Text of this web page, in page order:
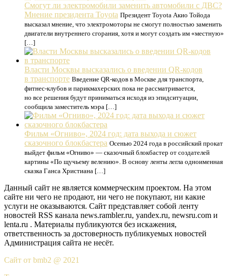
Смогут ли электромобили заменить автомобили с ДВС?
Мнение президента Toyota Президент Toyota Акио Тойода
высказал мнение, что электромоторы не смогут полностью заменить
двигатели внутреннего сгорания, хотя и могут создать им «местную»
[…]
Власти Москвы высказались о введении QR-кодов
в транспорте Введение QR-кодов в Москве для транспорта,
фитнес-клубов и парикмахерских пока не рассматривается,
но все решения будут приниматься исходя из эпидситуации,
сообщила заместитель мэра […]
Фильм «Огниво», 2024 год: дата выхода и сюжет
сказочного блокбастера Осенью 2024 года в российский прокат
выйдет фильм «Огниво» — сказочный блокбастер от создателей
картины «По щучьему велению». В основу ленты легла одноименная
сказка Ганса Христиана […]
Данный сайт не является коммерческим проектом. На этом
сайте ни чего не продают, ни чего не покупают, ни какие
услуги не оказываются. Сайт представляет собой ленту
новостей RSS канала news.rambler.ru, yandex.ru, newsru.com и
lenta.ru . Материалы публикуются без искажения,
ответственность за достоверность публикуемых новостей
Администрация сайта не несёт.
Сайт от bmb2 @ 2021